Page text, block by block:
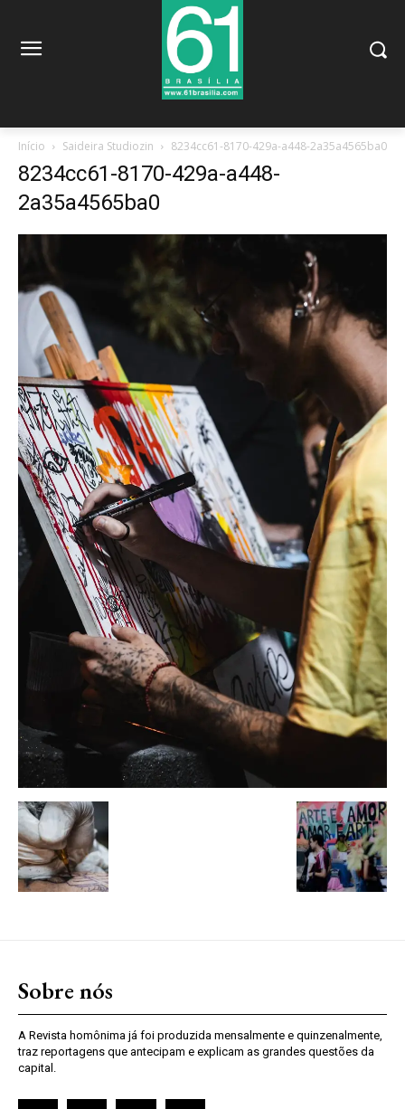
Início Saideira Studiozin 8234cc61-8170-429a-a448-2a35a4565ba0
8234cc61-8170-429a-a448-
2a35a4565ba0
Sobre nós
A Revista homônima já foi produzida mensalmente e quinzenalmente,
traz reportagens que antecipam e explicam as grandes questões da
capital.